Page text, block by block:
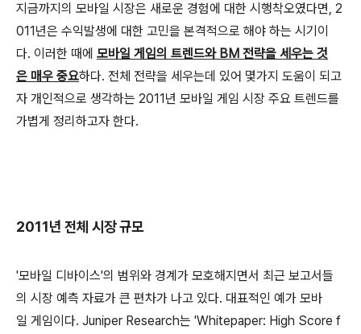
지금까지의 모바일 시장은 새로운 경험에 대한 시행착오였다면, 2
011년은 수익발생에 대한 고민을 본격적으로 해야 하는 시기이
다. 이러한 때에 모바일 게임의 트렌드와 BM 전략을 세우는 것
은 매우 중요하다. 전체 전략을 세우는데 있어 몇가지 도움이 되고
자 개인적으로 생각하는 2011년 모바일 게임 시장 주요 트렌드를
가볍게 정리하고자 한다.
2011년 전체 시장 규모
'모바일 디바이스'의 범위와 경계가 모호해지면서 최근 보고서들
의 시장 예측 자료가 큰 편차가 나고 있다. 대표적인 예가 모바
일 게임이다. Juniper Research는 'Whitepaper: High Score f